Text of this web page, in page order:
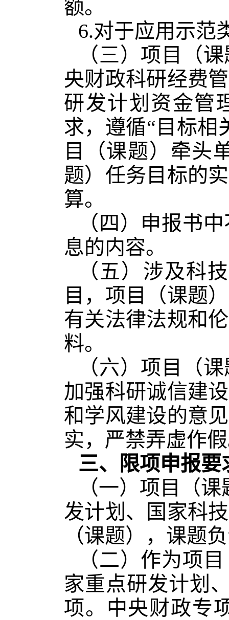
额。
6.对于应用示范
（三）项目（
央财政科研经费
研发计划资金管
求，遵循“目标相
目（课题）牵头
题）任务目标的
算。
（四）申报书
息的内容。
（五）涉及科
目，项目（课题
有关法律法规和
料。
（六）项目（
加强科研诚信建
和学风建设的意
实，严禁弄虚作
三、限项申报要
（一）项目（
发计划、国家科
（课题），课题
（二）作为项
家重点研发计划
项。中央财政专